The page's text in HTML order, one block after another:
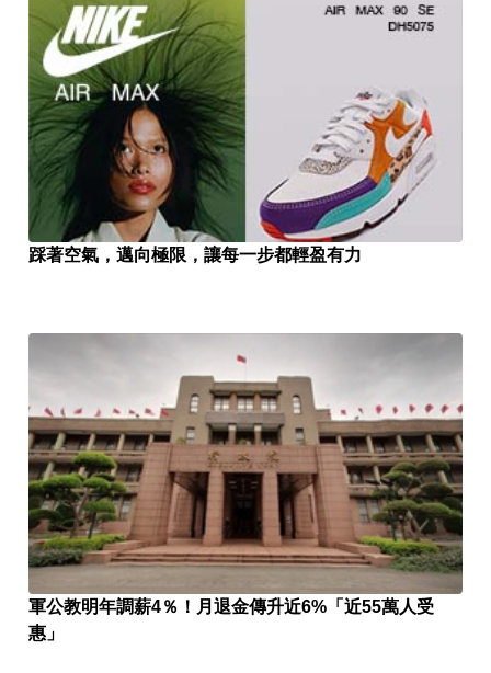
踩著空氣，邁向極限，讓每一步都輕盈有力
軍公教明年調薪4％！月退金傳升近6%「近55萬人受
惠」